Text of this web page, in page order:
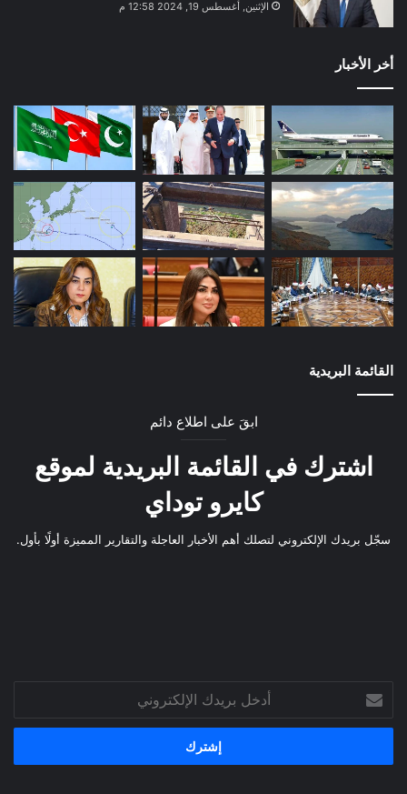
الإثنين, أغسطس 19, 2024 12:58 م
أخر الأخبار
القائمة البريدية
ابقَ على اطلاع دائم
اشترك في القائمة البريدية لموقع
كايرو توداي
سجّل بريدك الإلكتروني لتصلك أهم الأخبار العاجلة والتقارير المميزة أولًا بأول.
بريدك
الإلكتروني